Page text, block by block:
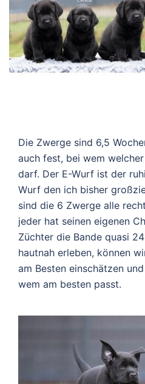
Die Zwerge sind 6,5
auch fest, bei wem
darf. Der E-Wurf ist der
Wurf den ich bisher
sind die 6 Zwerge alle
jeder hat seinen eigenen
Züchter die Bande quasi
hautnah erleben, können
am Besten einschätzen
wem am besten passt.